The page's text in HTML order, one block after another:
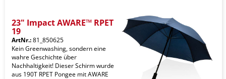
23" Impact AWARE™ RPET
19
ArtNr.:81_850625
Kein Greenwashing, sondern eine
wahre Geschichte über
Nachhaltigkeit! Dieser Schirm wurde
aus 190T RPET Pongee mit AWARE